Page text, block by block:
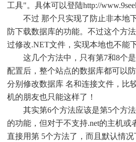
工具"。具体可以登陆http://
不过 那个只实现了防止非本地
防下载数据库的功能。不过这个方
过修改.NET文件，实现本地也不能
这几个方法中，只有第7和8个是
配置后，整个站点的数据库都可以
分别修改数据库 名和连接文件，比
机的朋友也只能这样了！
其实第6个方法应该是第5个方法
的功能，但对于不支持.net的主机或
直接用第 5个方法了，而且默认情